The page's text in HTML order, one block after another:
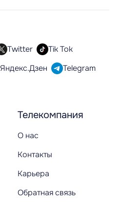
Телекомпания
О нас
Контакты
Карьера
Обратная связь
Twitter
Tik Tok
Яндекс.Дзен
Telegram